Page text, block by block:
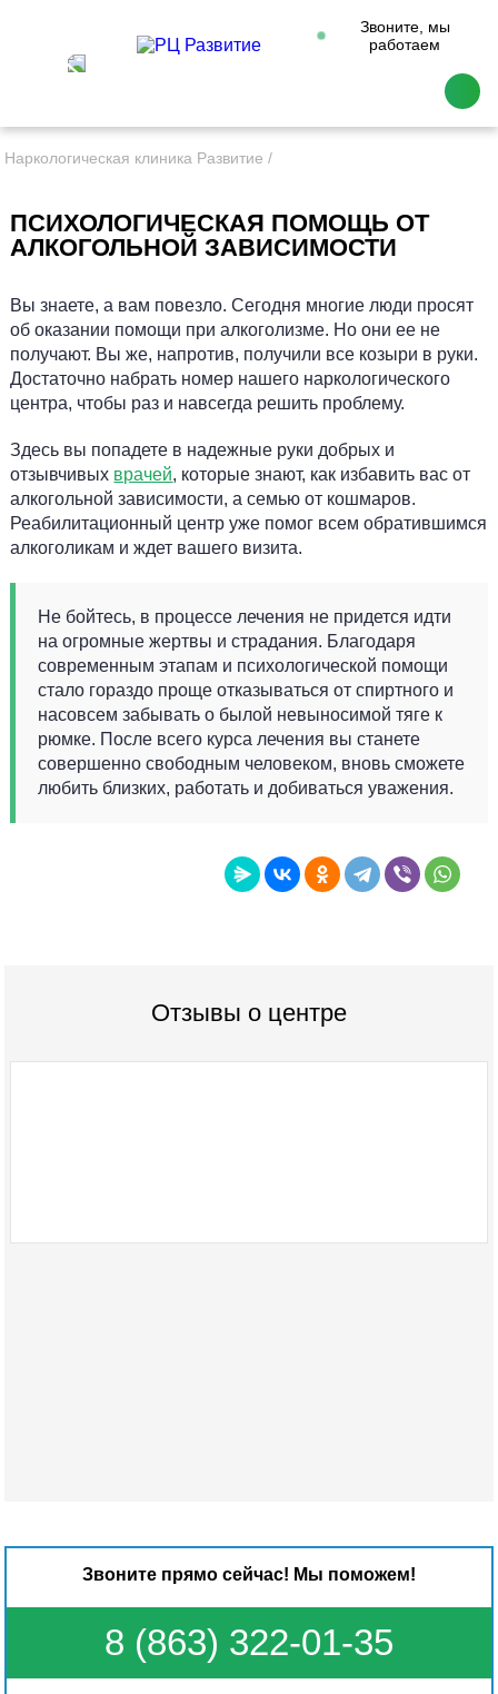
Звоните, мы
работаем
Наркологическая клиника Развитие
ПСИХОЛОГИЧЕСКАЯ ПОМОЩЬ ОТ
АЛКОГОЛЬНОЙ ЗАВИСИМОСТИ
Вы знаете, а вам повезло. Сегодня многие люди просят
об оказании помощи при алкоголизме. Но они ее не
получают. Вы же, напротив, получили все козыри в руки.
Достаточно набрать номер нашего наркологического
центра, чтобы раз и навсегда решить проблему.
Здесь вы попадете в надежные руки добрых и
отзывчивых врачей, которые знают, как избавить вас от
алкогольной зависимости, а семью от кошмаров.
Реабилитационный центр уже помог всем обратившимся
алкоголикам и ждет вашего визита.
Не бойтесь, в процессе лечения не придется идти
на огромные жертвы и страдания. Благодаря
современным этапам и психологической помощи
стало гораздо проще отказываться от спиртного и
насовсем забывать о былой невыносимой тяге к
рюмке. После всего курса лечения вы станете
совершенно свободным человеком, вновь сможете
любить близких, работать и добиваться уважения.
Отзывы о центре
Звоните прямо сейчас! Мы поможем!
8 (863) 322-01-35